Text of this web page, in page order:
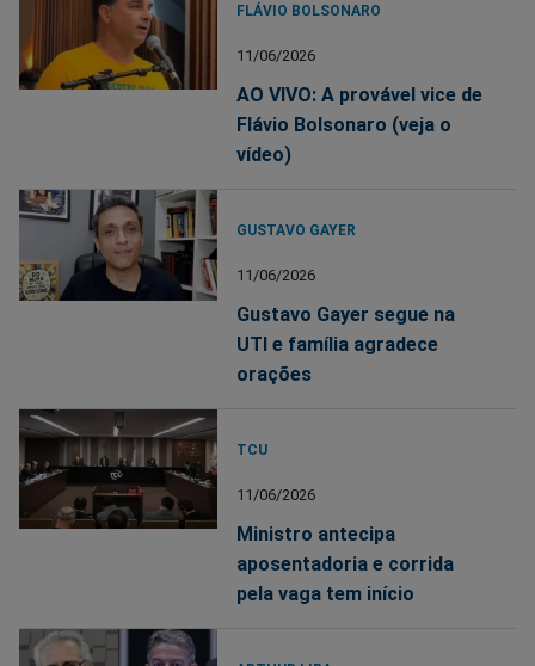
FLÁVIO BOLSONARO
11/06/2026
AO VIVO: A provável vice de
Flávio Bolsonaro (veja o
vídeo)
GUSTAVO GAYER
11/06/2026
Gustavo Gayer segue na
UTI e família agradece
orações
TCU
11/06/2026
Ministro antecipa
aposentadoria e corrida
pela vaga tem início